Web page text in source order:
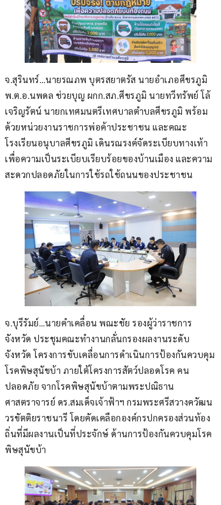
จ.สุรินทร์…นายรณภพ บุตรสยาตรัส นายอำเภอศีขรภูมิ
พ.ต.อ.นพดล ช่วยบุญ ผกก.สภ.ศีขรภูมิ นายทวีทรัพย์ โล้
เจริญรัตน์ นายกเทศมนตรีเทศบาลตำบลศีขรภูมิ พร้อม
ด้วยหน่วยงานราชการพ่อค้าประชาชน และคณะ
โรงเรียนอนุบาลศีขรภูมิ เดินรณรงค์จัดระเบียบทางเท้า
เพื่อความเป็นระเบียบเรียบร้อยของบ้านเมือง และความ
สะดวกปลอดภัยในการใช้รถใช้ถนนของประชาชน
จ.บุรีรัมย์…นายคำเคลื่อน พณะชัย รองผู้ว่าราชการ
จังหวัด ประชุมคณะทำงานกลั่นกรองผลงานระดับ
จังหวัด โครงการขับเคลื่อนการดำเนินการป้องกันควบคุม
โรคพิษสุนัขบ้า ภายใต้โครงการสัตว์ปลอดโรค คน
ปลอดภัย จากโรคพิษสุนัขบ้าตามพระปณิธาน
ศาสตราจารย์ ดร.สมเด็จเจ้าฟ้าฯ กรมพระศรีสวางควัฒน
วรขัตติยราชนารี โดยคัดเคลือกองค์กรปกครองส่วนท้อง
ถิ่นที่มีผลงานเป็นที่ประจักษ์ ด้านการป้องกันควบคุมโรค
พิษสุนัขบ้า